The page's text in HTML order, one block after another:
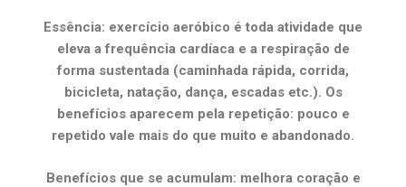
Essência: exercício aeróbico é toda atividade que
eleva a frequência cardíaca e a respiração de
forma sustentada (caminhada rápida, corrida,
bicicleta, natação, dança, escadas etc.). Os
benefícios aparecem pela repetição: pouco e
repetido vale mais do que muito e abandonado.
Benefícios que se acumulam: melhora coração e